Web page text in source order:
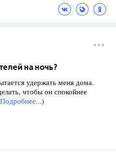
на ночь?
удержать меня дома.
чтобы он спокойнее
Подробнее...)